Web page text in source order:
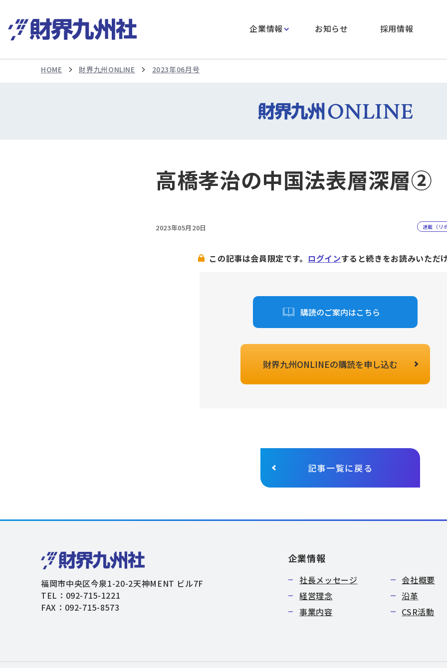
企業情報 お知らせ 採用情報
HOME 財界九州ONLINE 2023年06月号
高橋孝治の中国法表層深層②
2023年05月20日 連載（リ
この記事は会員限定です。 ログインすると続きをお読みいただけ
購読のご案内はこちら
財界九州ONLINEの購読を申し込む
記事一覧に戻る
福岡市中央区今泉1-20-2天神MENT ビル7F
TEL：092-715-1221
FAX：092-715-8573
企業情報
社長メッセージ
会社概要
経営理念
沿革
事業内容
CSR活動